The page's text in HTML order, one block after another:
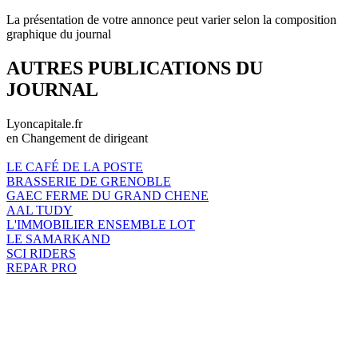
La présentation de votre annonce peut varier selon la composition
graphique du journal
AUTRES PUBLICATIONS DU
JOURNAL
Lyoncapitale.fr
en Changement de dirigeant
LE CAFÉ DE LA POSTE
BRASSERIE DE GRENOBLE
GAEC FERME DU GRAND CHENE
AAL TUDY
L'IMMOBILIER ENSEMBLE LOT
LE SAMARKAND
SCI RIDERS
REPAR PRO